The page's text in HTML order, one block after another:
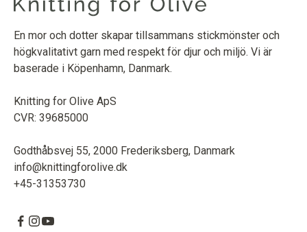
En mor och dotter skapar tillsammans stickmönster och
högkvalitativt garn med respekt för djur och miljö. Vi är
baserade i Köpenhamn, Danmark.
Knitting for Olive ApS
CVR: 39685000
Godthåbsvej 55, 2000 Frederiksberg, Danmark
info@knittingforolive.dk
+45-31353730